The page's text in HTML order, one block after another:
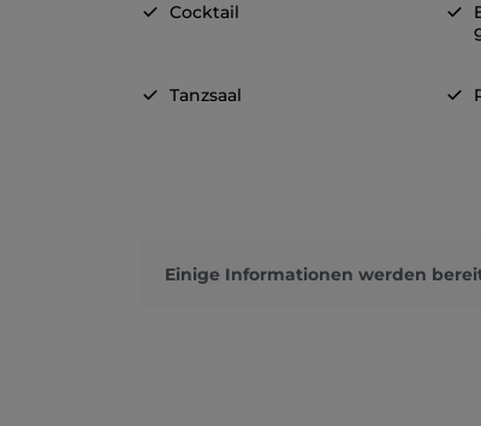
Cocktail
Tanzsaal
Einige Informationen werden